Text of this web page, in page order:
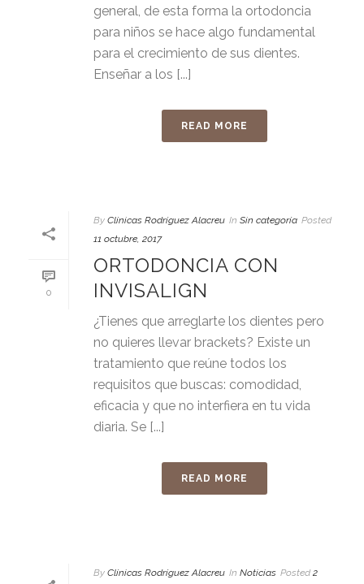
general, de esta forma la ortodoncia
para niños se hace algo fundamental
para el crecimiento de sus dientes.
Enseñar a los [...]
READ MORE
0
By Clínicas Rodríguez Alacreu In Sin categoría Posted
11 octubre, 2017
ORTODONCIA CON
INVISALIGN
¿Tienes que arreglarte los dientes pero
no quieres llevar brackets? Existe un
tratamiento que reúne todos los
requisitos que buscas: comodidad,
eficacia y que no interfiera en tu vida
diaria. Se [...]
READ MORE
By Clínicas Rodríguez Alacreu In Noticias Posted 2